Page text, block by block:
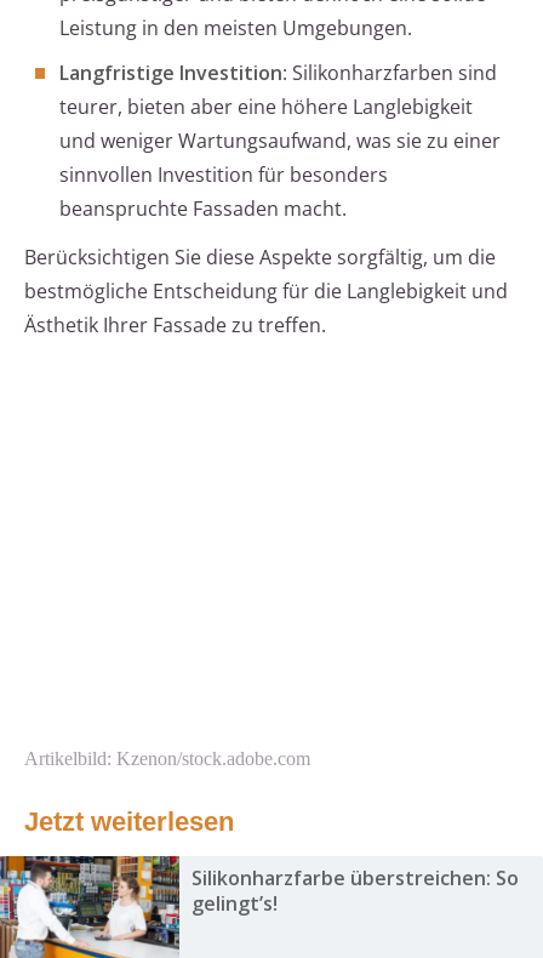
Leistung in den meisten Umgebungen.
Langfristige Investition: Silikonharzfarben sind
teurer, bieten aber eine höhere Langlebigkeit
und weniger Wartungsaufwand, was sie zu einer
sinnvollen Investition für besonders
beanspruchte Fassaden macht.
Berücksichtigen Sie diese Aspekte sorgfältig, um die
bestmögliche Entscheidung für die Langlebigkeit und
Ästhetik Ihrer Fassade zu treffen.
Artikelbild: Kzenon/stock.adobe.com
Jetzt weiterlesen
Silikonharzfarbe überstreichen: So
gelingt’s!